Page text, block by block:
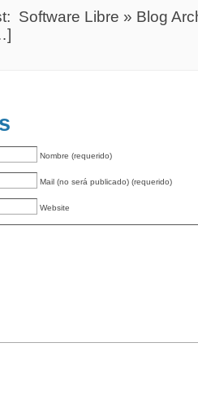
Software Libre » Blog
Nombre (requerido)
Mail (no será publicado) (requerido)
Website